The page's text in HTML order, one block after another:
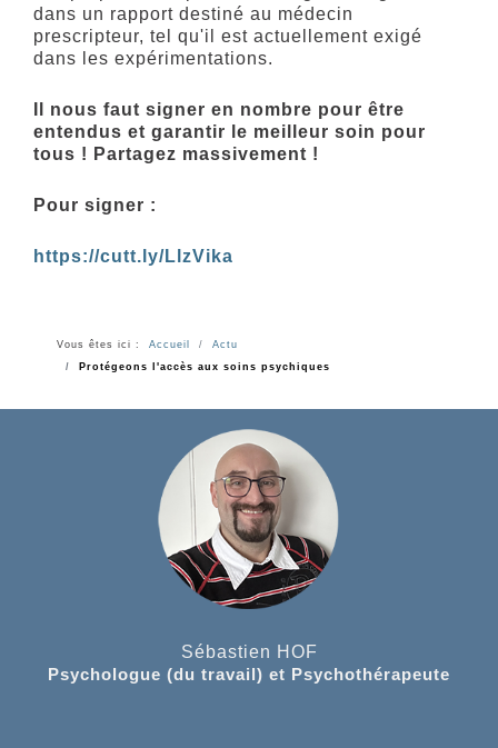
dans un rapport destiné au médecin
prescripteur, tel qu'il est actuellement exigé
dans les expérimentations.
Il nous faut signer en nombre pour être
entendus et garantir le meilleur soin pour
tous ! Partagez massivement !
Pour signer :
https://cutt.ly/LlzVika
Vous êtes ici : Accueil
Actu
Protégeons l'accès aux soins psychiques
Sébastien HOF
Psychologue (du travail) et Psychothérapeute